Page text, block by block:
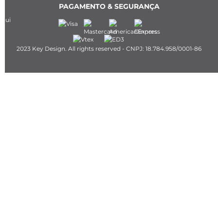
PAGAMENTO & SEGURANÇA
2023 Key Design. All rights reserved - CNPJ: 18.784.958/0001-86